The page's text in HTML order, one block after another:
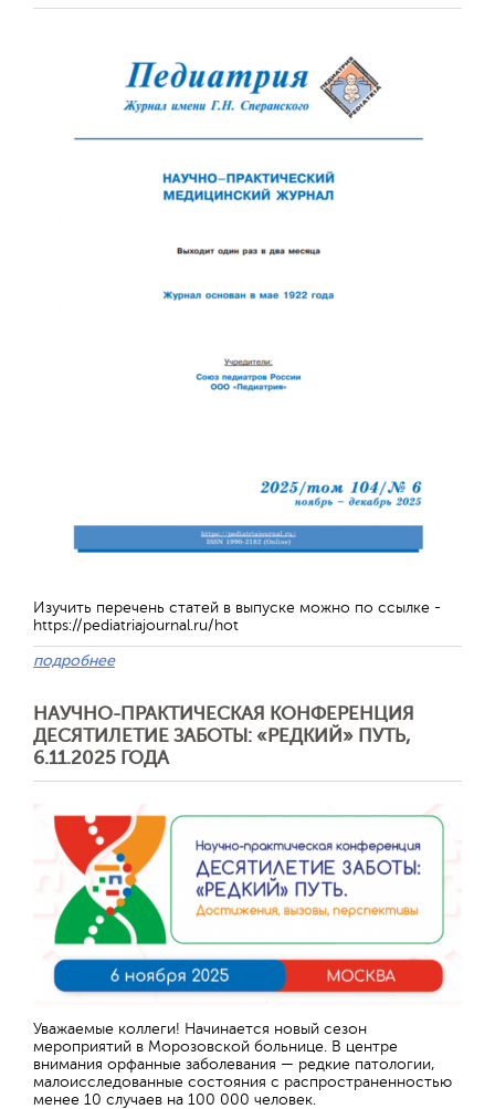
Изучить перечень статей в выпуске можно по ссылке -
https://pediatriajournal.ru/hot
подробнее
НАУЧНО-ПРАКТИЧЕСКАЯ КОНФЕРЕНЦИЯ
ДЕСЯТИЛЕТИЕ ЗАБОТЫ: «РЕДКИЙ» ПУТЬ,
6.11.2025 ГОДА
Уважаемые коллеги! Начинается новый сезон
мероприятий в Морозовской больнице. В центре
внимания орфанные заболевания — редкие патологии,
малоисследованные состояния с распространенностью
менее 10 случаев на 100 000 человек.